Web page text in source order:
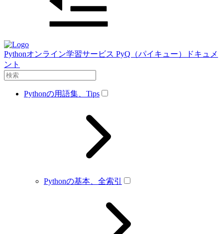
Pythonオンライン学習サービス PyQ（パイキュー）ドキュメ
ント
Pythonの用語集、Tips
Pythonの基本、全索引